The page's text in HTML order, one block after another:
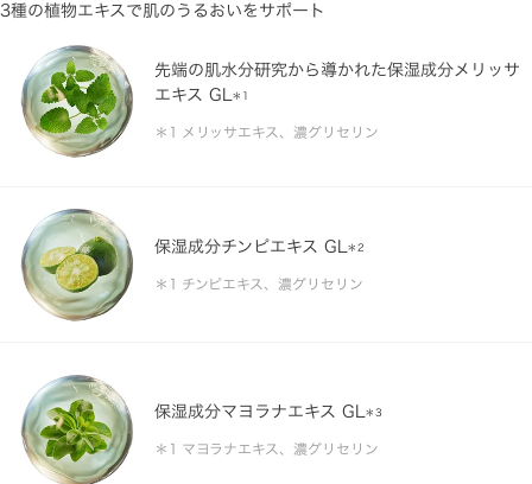
3種の植物エキスで肌のうるおいをサポート
先端の肌水分研究から導かれた保湿成分メリッサ
エキス GL
＊1
メリッサエキス、濃グリセリン
保湿成分チンピエキス GL ＊2
チンピエキス、濃グリセリン
保湿成分マヨラナエキス GL＊3
マヨラナエキス、濃グリセリン